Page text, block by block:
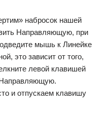
набросок нашей
Направляющую, при
мышь к Линейке
это зависит от того,
левой клавишей
и отпускаем клавишу